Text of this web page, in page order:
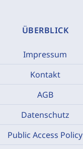
ÜBERBLICK
Impressum
Kontakt
AGB
Datenschutz
Public Access Policy